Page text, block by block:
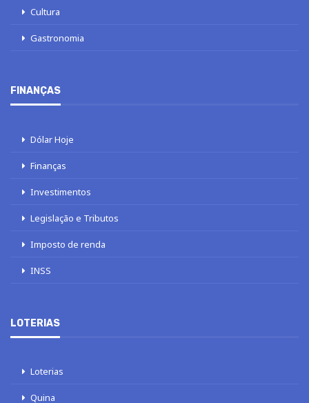
Cultura
Gastronomia
FINANÇAS
Dólar Hoje
Finanças
Investimentos
Legislação e Tributos
Imposto de renda
INSS
LOTERIAS
Loterias
Quina